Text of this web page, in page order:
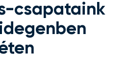
csapataink